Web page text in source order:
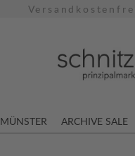
MÜNSTER ARCHIVE SALE